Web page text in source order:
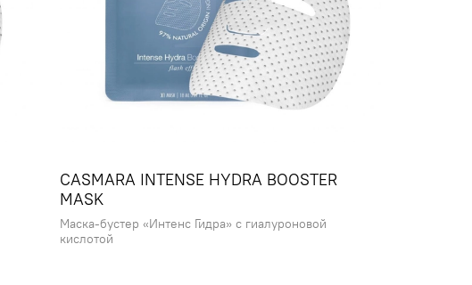
пор, пятен, с видимыми признаками преждевременного
старения.
Действие:
CASMARA INTENSE HYDRA BOOSTER
MASK
Маска-бустер «Интенс Гидра» с гиалуроновой
кислотой